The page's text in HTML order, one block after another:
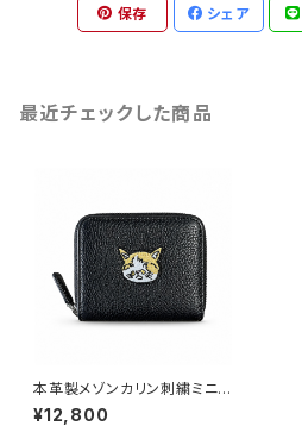
保存 シェア
最近チェックした商品
本革製メゾンカリン刺繍ミニウォ
レット
¥12,800